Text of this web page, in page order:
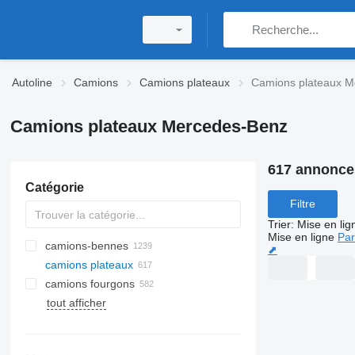
Autoline Camions Camions plateaux Camions plateaux
Camions plateaux Mercedes-Benz
Catégorie
camions-bennes
camions plateaux
camions fourgons
tout afficher
617
Filtre
Trier: Mise en
Mise en ligne
⬈